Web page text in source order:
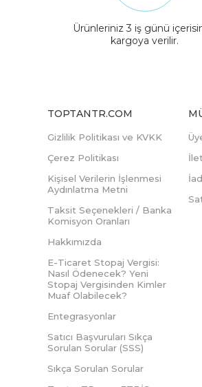
Ürünleriniz 3 iş günü
kargoya verilir.
TOPTANTR.COM
Gizlilik Politikası ve KVKK
Çerez Politikası
Kişisel Verilerin İşlenmesi
Aydınlatma Metni
Taksit Seçenekleri / Banka
Komisyon Oranları
Hakkımızda
E-Ticaret Stopaj Vergisi:
Nasıl Ödenecek? Yeni
Stopaj Vergisinden Kimler
Muaf Olabilecek?
Entegrasyonlar
Satıcı Başvuruları Sıkça
Sorulan Sorular (SSS)
Sıkça Sorulan Sorular